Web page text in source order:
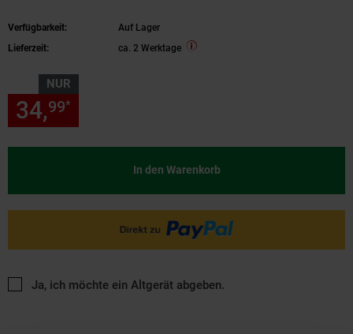
Verfügbarkeit:
Auf Lager
Lieferzeit:
ca. 2 Werktage
NUR
34,99*
In den Warenkorb
Ja, ich möchte ein Altgerät abgeben.